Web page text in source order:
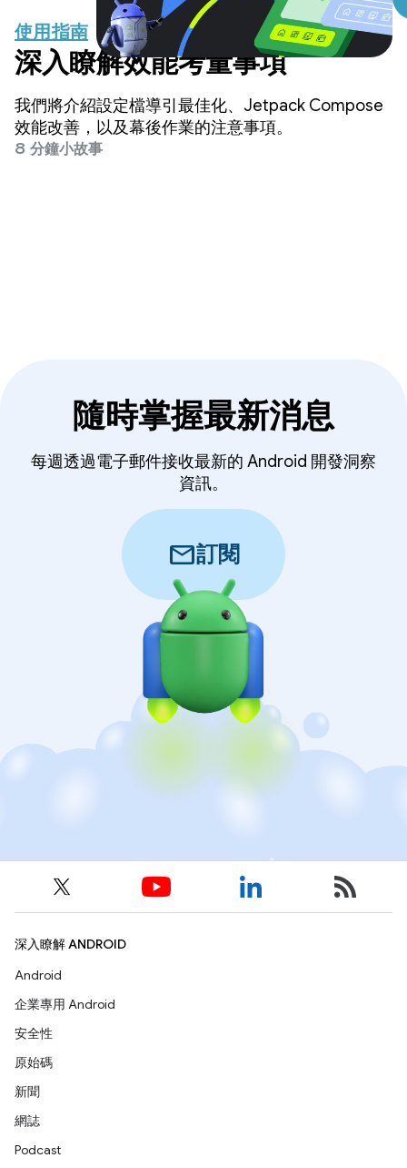
使用指南
深入瞭解效能考量事項
我們將介紹設定檔導引最佳化、Jetpack Compose
效能改善，以及幕後作業的注意事項。
8 分鐘小故事
隨時掌握最新消息
每週透過電子郵件接收最新的 Android 開發洞察
資訊。
mail訂閱
深入瞭解 ANDROID
Android
企業專用 Android
安全性
原始碼
新聞
網誌
Podcast